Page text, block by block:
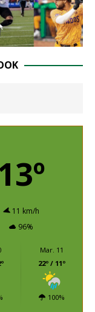
11 km/h
96%
Mar. 11
22º / 11º
100%